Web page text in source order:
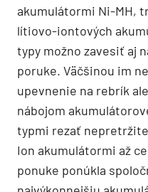
akumulátormi Ni-MH,
lítiovo-iontových
typy možno zavesiť aj
poruke. Väčšinou im
upevnenie na rebrík
nábojom
typmi rezať
Ion akumulátormi až
ponuke ponúkla